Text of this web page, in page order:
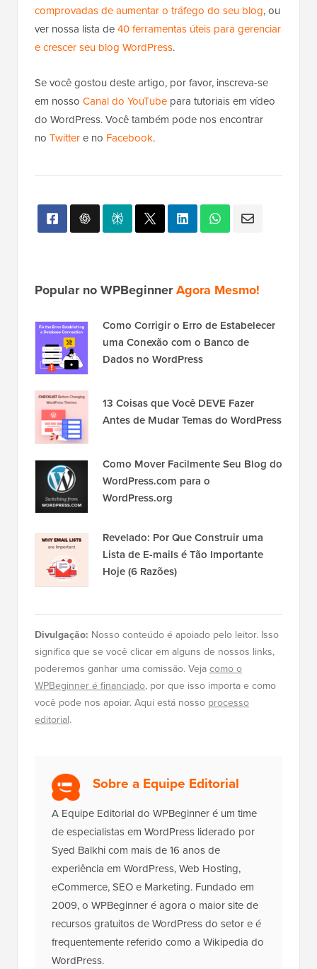
comprovadas de aumentar o tráfego do seu blog, ou
ver nossa lista de40 ferramentas úteis para gerenciar
e crescer seu blog WordPress.
Se você gostou deste artigo, por favor, inscreva-se
em nosso Canal do YouTube para tutoriais em vídeo
do WordPress. Você também pode nos encontrar
no Twittere no Facebook.
Popular no WPBeginnerAgora Mesmo!
Como Corrigir o Erro de Estabelecer
uma Conexão com o Banco de
Dados no WordPress
13 Coisas que Você DEVE Fazer
Antes de Mudar Temas do WordPress
Como Mover Facilmente Seu Blog do
WordPress.com para o
WordPress.org
Revelado: Por Que Construir uma
Lista de E-mails é Tão Importante
Hoje (6 Razões)
Divulgação: Nosso conteúdo é apoiado pelo leitor. Isso
significa que se você clicar em alguns de nossos links,
poderemos ganhar uma comissão. Veja como o
WPBeginner é financiado, por que isso importa e como
você pode nos apoiar. Aqui está nosso processo
editorial.
Sobre a Equipe Editorial
A Equipe Editorial do WPBeginner é um time
de especialistas em WordPress liderado por
Syed Balkhi com mais de 16 anos de
experiência em WordPress, Web Hosting,
eCommerce, SEO e Marketing. Fundado em
2009, o WPBeginner é agora o maior site de
recursos gratuitos de WordPress do setor e é
frequentemente referido como a Wikipedia do
WordPress.